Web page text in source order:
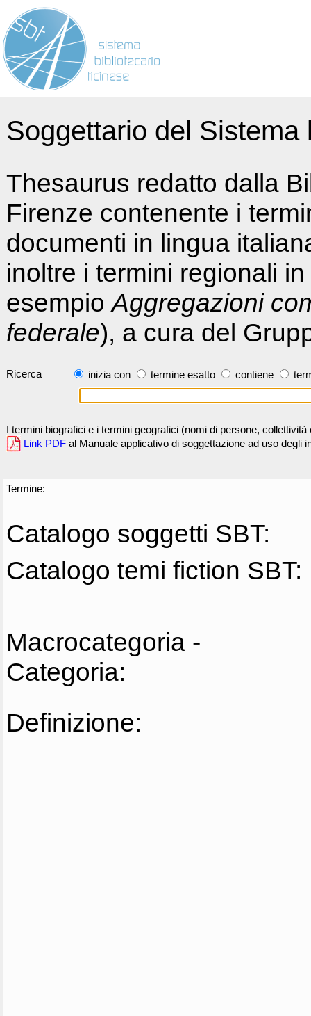
Soggettario del
Thesaurus redatto dalla
Firenze contenente i
documenti in lingua
inoltre i termini regionali
esempioAggregazioni
federale), a cura del
Ricerca inizia con termine esatto contiene
I termini biografici e i termini geografici (nomi di persone,
Link PDF al Manuale applicativo di soggettazione ad uso degli
Termine:
Catalogo soggetti SBT:
Catalogo temi fiction SBT:
Macrocategoria -
Categoria:
Definizione: